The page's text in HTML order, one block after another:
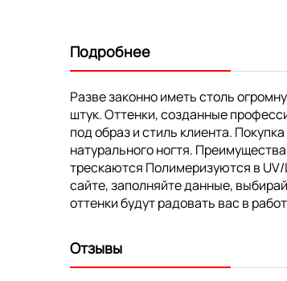
Подробнее
Разве законно иметь столь
штук. Оттенки, созданные
под образ и стиль клиента.
натурального ногтя.
трескаются Полимеризуются в UV/
сайте, заполняйте данные,
оттенки будут радовать вас в
Отзывы